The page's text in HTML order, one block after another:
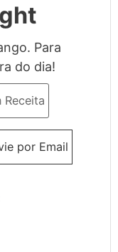
Para
do dia!
Receita
por Email